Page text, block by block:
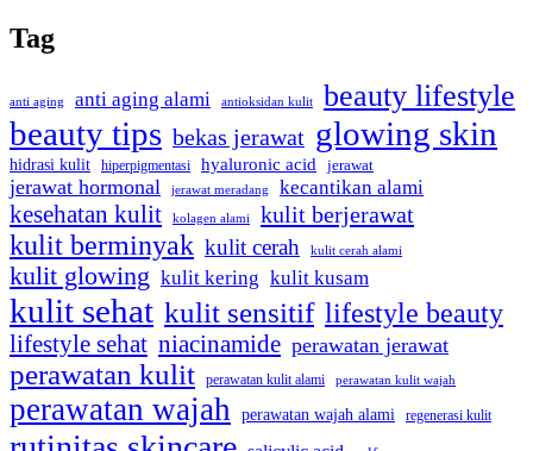
Tag
anti aging anti aging alami antioksidan kulit beauty lifestyle
beauty tips bekas jerawat glowing skin
hidrasi kulit hiperpigmentasi hyaluronic acid jerawat
jerawat hormonal jerawat meradang kecantikan alami
kesehatan kulit kolagen alami kulit berjerawat
kulit berminyak kulit cerah kulit cerah alami
kulit glowing kulit kering kulit kusam
kulit sehat kulit sensitif lifestyle beauty
lifestyle sehat niacinamide perawatan jerawat
perawatan kulit perawatan kulit alami perawatan kulit wajah
perawatan wajah perawatan wajah alami regenerasi kulit